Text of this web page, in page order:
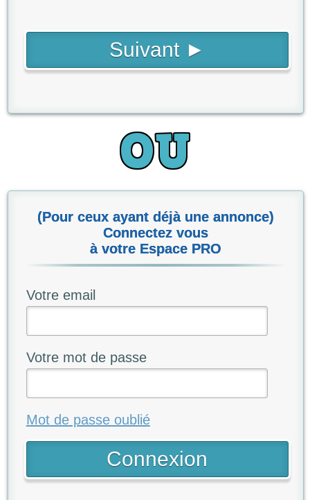
(Pour ceux ayant déjà une annonce)
Connectez vous
à votre Espace PRO
Votre email
Votre mot de passe
Mot de passe oublié